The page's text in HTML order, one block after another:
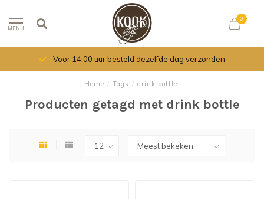
MENU
0
Voor 14.00 uur besteld dezelfde dag verzonden
Home / Tags / drink bottle
Producten getagd met drink bottle